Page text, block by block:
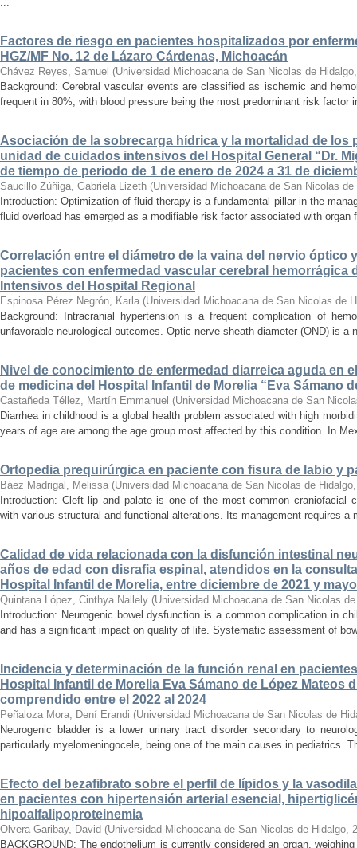
Factores de riesgo en pacientes hospitalizados por
HGZ/MF No. 12 de Lázaro Cárdenas, Michoacán
Chávez Reyes, Samuel (Universidad Michoacana de San Nicolas de Hidalgo
Background: Cerebral vascular events are classified as ischemic and
frequent in 80%, with blood pressure being the most predominant risk factor
Asociación de la sobrecarga hídrica y la mortalidad de los
unidad de cuidados intensivos del Hospital General “Dr.
de tiempo de periodo de 1 de enero de 2024 a 31 de
Saucillo Zúñiga, Gabriela Lizeth (Universidad Michoacana de San Nicolas de
Introduction: Optimization of fluid therapy is a fundamental pillar in the
fluid overload has emerged as a modifiable risk factor associated with organ
Correlación entre el diámetro de la vaina del nervio óptico
pacientes con enfermedad vascular cerebral hemorrágica
Intensivos del Hospital Regional
Espinosa Pérez Negrón, Karla (Universidad Michoacana de San Nicolas de
Background: Intracranial hypertension is a frequent complication of
unfavorable neurological outcomes. Optic nerve sheath diameter (OND) is a
Nivel de conocimiento de enfermedad diarreica aguda en
de medicina del Hospital Infantil de Morelia “Eva Sámano
Castañeda Téllez, Martín Emmanuel (Universidad Michoacana de San
Diarrhea in childhood is a global health problem associated with high
years of age are among the age group most affected by this condition. In
Ortopedia prequirúrgica en paciente con fisura de labio y
Báez Madrigal, Melissa (Universidad Michoacana de San Nicolas de Hidalgo
Introduction: Cleft lip and palate is one of the most common craniofacial
with various structural and functional alterations. Its management requires a
Calidad de vida relacionada con la disfunción intestinal
años de edad con disrafia espinal, atendidos en la
Hospital Infantil de Morelia, entre diciembre de 2021 y
Quintana López, Cinthya Nallely (Universidad Michoacana de San Nicolas
Introduction: Neurogenic bowel dysfunction is a common complication in
and has a significant impact on quality of life. Systematic assessment of
Incidencia y determinación de la función renal en
Hospital Infantil de Morelia Eva Sámano de López Mateos
comprendido entre el 2022 al 2024
Peñaloza Mora, Dení Erandi (Universidad Michoacana de San Nicolas de
Neurogenic bladder is a lower urinary tract disorder secondary to
particularly myelomeningocele, being one of the main causes in pediatrics.
Efecto del bezafibrato sobre el perfil de lípidos y la
en pacientes con hipertensión arterial esencial,
hipoalfalipoproteinemia
Olvera Garibay, David (Universidad Michoacana de San Nicolas de Hidalgo,
BACKGROUND: The endothelium is currently considered an organ,